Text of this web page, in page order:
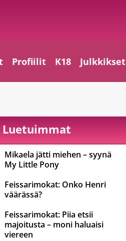
Profiilit K18 Julkkikset
Luetuimmat
Mikaela jätti miehen – syynä
My Little Pony
Feissarimokat: Onko Henri
väärässä?
Feissarimokat: Piia etsii
majoitusta – moni haluaisi
viereen